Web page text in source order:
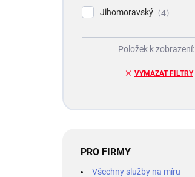
Jihomoravský
4
VYMAZAT FILTRY
Položek k zobrazení:
PRO FIRMY
Všechny služby na míru